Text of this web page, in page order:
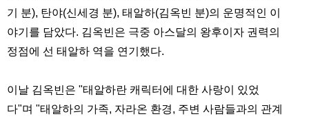
기 분), 탄야(신세경 분), 태알하(김옥빈 분)의 운명적인 이
야기를 담았다. 김옥빈은 극중 아스달의 왕후이자 권력의
정점에 선 태알하 역을 연기했다.
이날 김옥빈은 "태알하란 캐릭터에 대한 사랑이 있었
다"며 "태알하의 가족, 자라온 환경, 주변 사람들과의 관계